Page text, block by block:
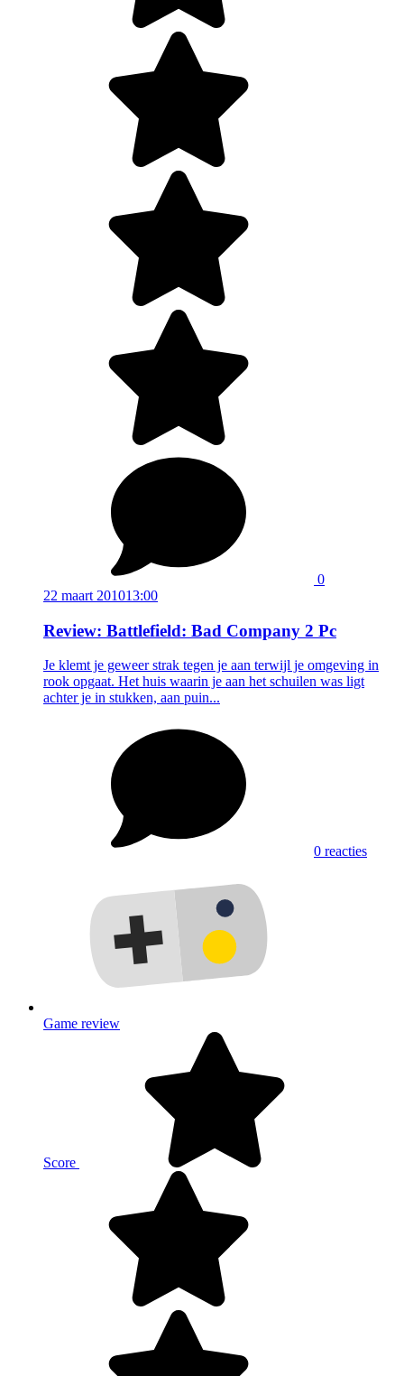
0
22 maart 201013:00
Review: Battlefield: Bad Company 2 Pc
Je klemt je geweer strak tegen je aan terwijl je omgeving in
rook opgaat. Het huis waarin je aan het schuilen was ligt
achter je in stukken, aan puin...
0 reacties
Game review
Score